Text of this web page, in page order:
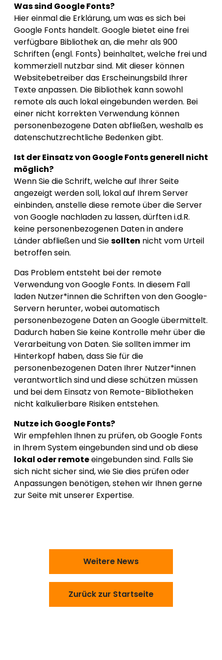
Was sind Google Fonts?
Hier einmal die Erklärung, um was es sich bei
Google Fonts handelt. Google bietet eine frei
verfügbare Bibliothek an, die mehr als 900
Schriften (engl. Fonts) beinhaltet, welche frei und
kommerziell nutzbar sind. Mit dieser können
Websitebetreiber das Erscheinungsbild Ihrer
Texte anpassen. Die Bibliothek kann sowohl
remote als auch lokal eingebunden werden. Bei
einer nicht korrekten Verwendung können
personenbezogene Daten abfließen, weshalb es
datenschutzrechtliche Bedenken gibt.
Ist der Einsatz von Google Fonts generell nicht
möglich?
Wenn Sie die Schrift, welche auf Ihrer Seite
angezeigt werden soll, lokal auf Ihrem Server
einbinden, anstelle diese remote über die Server
von Google nachladen zu lassen, dürften i.d.R.
keine personenbezogenen Daten in andere
Länder abfließen und Siesollten nicht vom Urteil
betroffen sein.
Das Problem entsteht bei der remote
Verwendung von Google Fonts. In diesem Fall
laden Nutzer*innen die Schriften von den Google-
Servern herunter, wobei automatisch
personenbezogene Daten an Google übermittelt.
Dadurch haben Sie keine Kontrolle mehr über die
Verarbeitung von Daten. Sie sollten immer im
Hinterkopf haben, dass Sie für die
personenbezogenen Daten Ihrer Nutzer*innen
verantwortlich sind und diese schützen müssen
und bei dem Einsatz von Remote-Bibliotheken
nicht kalkulierbare Risiken entstehen.
Nutze ich Google Fonts?
Wir empfehlen Ihnen zu prüfen, ob Google Fonts
in Ihrem System eingebunden sind und ob diese
lokal oder remoteeingebunden sind. Falls Sie
sich nicht sicher sind, wie Sie dies prüfen oder
Anpassungen benötigen, stehen wir Ihnen gerne
zur Seite mit unserer Expertise.
Weitere News
Zurück zur Startseite